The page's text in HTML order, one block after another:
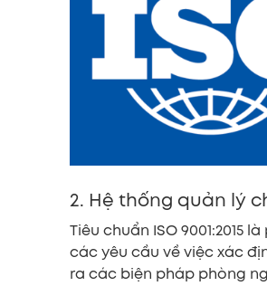
2. Hệ thống quản lý
Tiêu chuẩn ISO 9001:2015
các yêu cầu về việc xác
ra các biện pháp phòng